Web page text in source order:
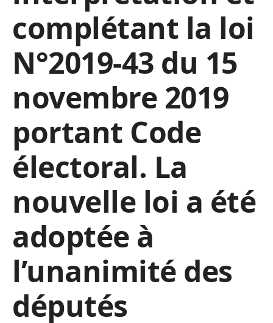
complétant la loi
N°2019-43 du 15
novembre 2019
portant Code
électoral. La
nouvelle loi a été
adoptée à
l’unanimité des
députés